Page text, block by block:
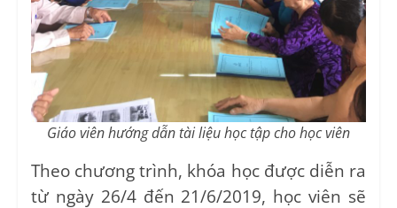
Giáo viên hướng dẫn tài liệu học tập cho học viên
Theo chương trình, khóa học được diễn ra
từ ngày 26/4 đến 21/6/2019, học viên sẽ